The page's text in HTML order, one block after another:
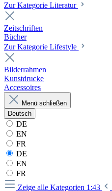
Zur Kategorie Literatur
Zeitschriften
Bücher
Zur Kategorie Lifestyle
Bilderrahmen
Kunstdrucke
Accessoires
Menü schließen
Deutsch
DE
EN
FR
DE
EN
FR
Zeige alle Kategorien 1:43